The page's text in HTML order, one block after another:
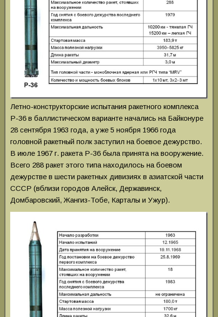
Летно-конструкторские испытания ракетного комплекса
Р-36 в баллистическом варианте начались на Байконуре
28 сентября 1963 года, а уже 5 ноября 1966 года
головной ракетный полк заступил на боевое дежурство.
В июле 1967 г. ракета Р-36 была принята на вооружение.
Всего 288 ракет этого типа находилось на боевом
дежурстве в шести ракетных дивизиях в азиатской части
СССР (вблизи городов Алейск, Державинск,
Домбаровский, Жангиз-Тобе, Карталы и Ужур).